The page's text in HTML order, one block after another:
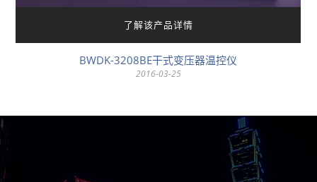
了解该产品详情
BWDK-3208BE干式变压器温控仪
2016-03-25